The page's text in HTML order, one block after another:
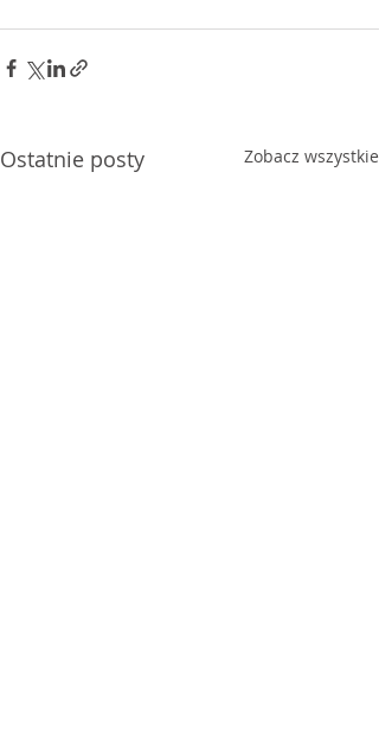
Ostatnie posty Zobacz wszystkie